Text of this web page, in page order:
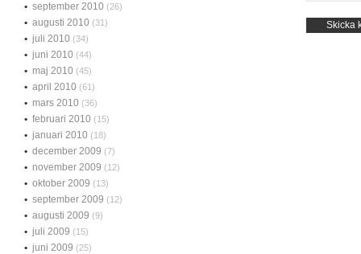
september 2010 (26)
augusti 2010 (31)
juli 2010 (34)
juni 2010 (44)
maj 2010 (45)
april 2010 (61)
mars 2010 (36)
februari 2010 (15)
januari 2010 (18)
december 2009 (7)
november 2009 (12)
oktober 2009 (13)
september 2009 (12)
augusti 2009 (9)
juli 2009 (15)
juni 2009 (25)